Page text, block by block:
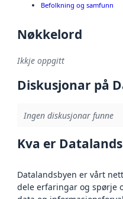
Befolkning og samfunn
Nøkkelord
Ikkje oppgitt
Diskusjonar på
Ingen diskusjonar funne
Kva er
Datalandsbyen er vårt
dele erfaringar og spørje